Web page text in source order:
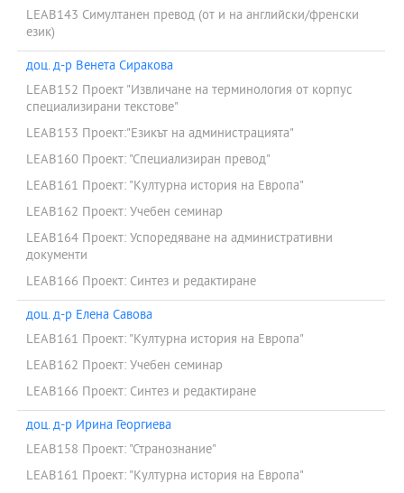
LEAB143 Симултанен превод (от и на английски/френски
език)
доц. д-р Венета Сиракова
LEAB152 Проект "Извличане на терминология от корпус
специализирани текстове"
LEAB153 Проект:"Езикът на администрацията"
LEAB160 Проект: "Специализиран превод"
LEAB161 Проект: "Културна история на Европа"
LEAB162 Проект: Учебен семинар
LEAB164 Проект: Успоредяване на административни
документи
LEAB166 Проект: Синтез и редактиране
доц. д-р Елена Савова
LEAB161 Проект: "Културна история на Европа"
LEAB162 Проект: Учебен семинар
LEAB166 Проект: Синтез и редактиране
доц. д-р Ирина Георгиева
LEAB158 Проект: "Странознание"
LEAB161 Проект: "Културна история на Европа"